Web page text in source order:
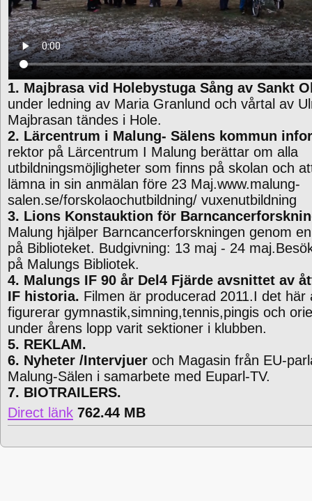
1. Majbrasa vid Holebystuga Sång av Sankt
under ledning av Maria Granlund och vårtal av
Majbrasan tändes i Hole.
2. Lärcentrum i Malung- Sälens kommun
rektor på Lärcentrum I Malung berättar om alla
utbildningsmöjligheter som finns på skolan och
lämna in sin anmälan före 23 Maj.www.malung-
salen.se/forskolaochutbildning/ vuxenutbildning
3. Lions Konstauktion för
Malung hjälper Barncancerforskningen genom
på Biblioteket. Budgivning: 13 maj - 24
på Malungs Bibliotek.
4. Malungs IF 90 år Del4 Fjärde avsnittet av
IF historia. Filmen är producerad 2011.I det här
figurerar gymnastik,simning,tennis,pingis och
under årens lopp varit sektioner i klubben.
5. REKLAM.
6. Nyheter /Intervjuer och Magasin från EU-
Malung-Sälen i samarbete med Euparl-TV.
7. BIOTRAILERS.
Direct länk 762.44 MB